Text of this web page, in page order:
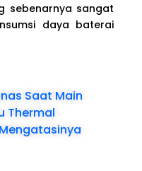
sebenarnya sangat
daya baterai
Saat Main
Thermal